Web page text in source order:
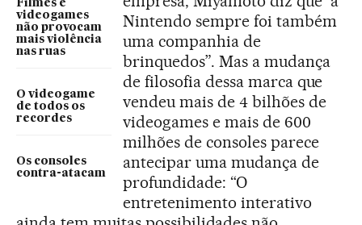
Filmes e
videogames
não provocam
mais violência
nas ruas
O videogame
de todos os
recordes
Os consoles
contra-atacam
Nintendo sempre foi também
uma companhia de
brinquedos”. Mas a mudança
de filosofia dessa marca que
vendeu mais de 4 bilhões de
videogames e mais de 600
milhões de consoles parece
antecipar uma mudança de
profundidade: “O
entretenimento interativo